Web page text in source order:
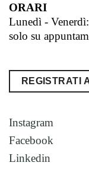
ORARI
Lunedì -
solo su
REGISTRATI
Instagram
Facebook
Linkedin